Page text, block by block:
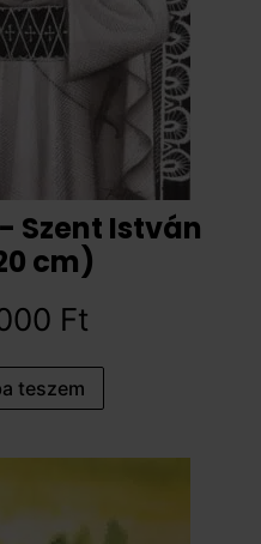
Szent István
cm)
Ft
teszem